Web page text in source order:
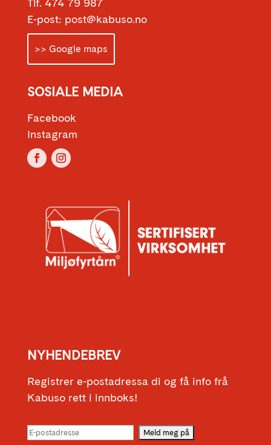
Tlf. 474 79 987
E-post: post@kabuso.no
>> Google maps
SOSIALE MEDIA
Facebook
Instagram
NYHENDEBREV
Registrer e-postadressa di og få info frå
Kabuso rett i innboks!